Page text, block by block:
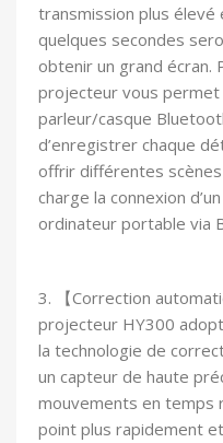
transmission plus élevé
quelques secondes
obtenir un grand écran.
projecteur vous
parleur/casque
d’enregistrer chaque
offrir différentes
charge la connexion
ordinateur portable via
3. 【Correction
projecteur HY300
la technologie de
un capteur de haute
mouvements en temps
point plus rapidement